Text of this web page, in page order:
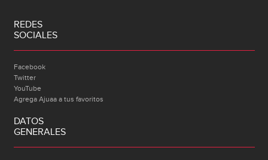
REDES
SOCIALES
Facebook
Twitter
YouTube
Agrega Ajuaa a tus favoritos
DATOS
GENERALES